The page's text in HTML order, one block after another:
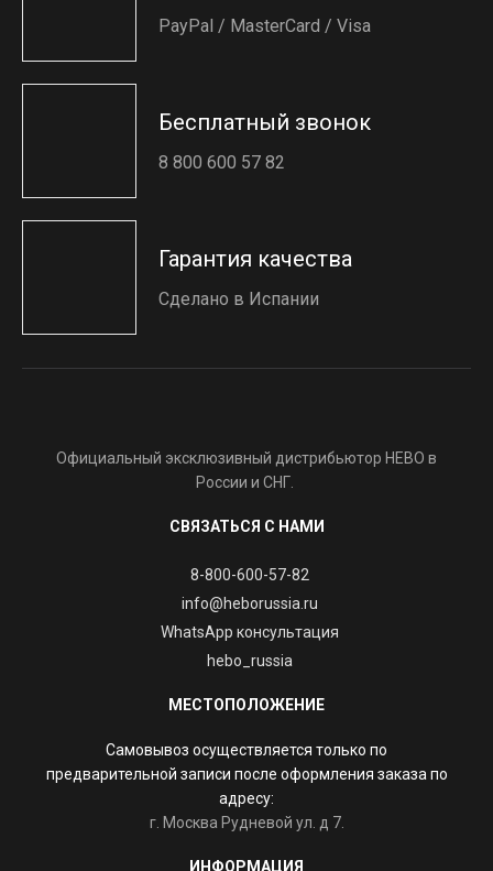
PayPal / MasterCard / Visa
Бесплатный звонок
8 800 600 57 82
Гарантия качества
Сделано в Испании
Официальный эксклюзивный дистрибьютор HEBO в
России и СНГ.
СВЯЗАТЬСЯ С НАМИ
8-800-600-57-82
info@heborussia.ru
WhatsApp консультация
hebo_russia
МЕСТОПОЛОЖЕНИЕ
Самовывоз осуществляется только по
предварительной записи после оформления заказа по
адресу:
г. Москва Рудневой ул. д 7.
ИНФОРМАЦИЯ